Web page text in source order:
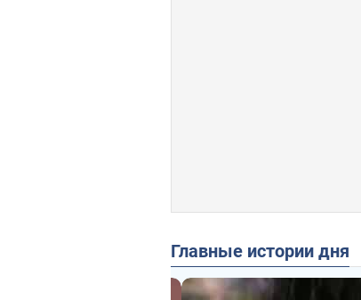
Главные истории дня